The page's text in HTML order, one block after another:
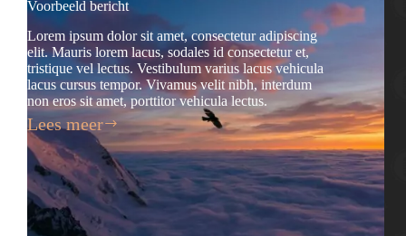
Voorbeeld bericht
Lorem ipsum dolor sit amet, consectetur adipiscing
elit. Mauris lorem lacus, sodales id consectetur et,
tristique vel lectus. Vestibulum varius lacus vehicula
lacus cursus tempor. Vivamus velit nibh, interdum
non eros sit amet, porttitor vehicula lectus.
Lees meer
Voorbeeld
bericht